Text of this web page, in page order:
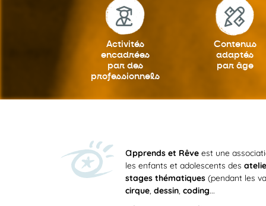
Activités
encadrées
par des
professionnels
Contenus
adaptés
par âge
apprends et Rêve est une
les enfants et adolescents des
stages thématiques (pendant les
cirque,dessin,coding...